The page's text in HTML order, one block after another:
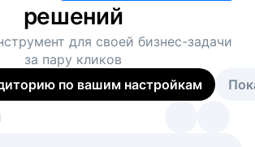
решений
для своей бизнес-задачи
за пару кликов
по вашим настройкам